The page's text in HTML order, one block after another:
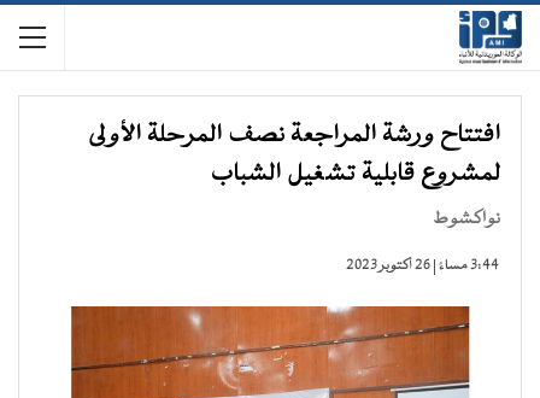
افتتاح ورشة المراجعة نصف المرحلة الأولى
لمشروع قابلية تشغيل الشباب
نواكشوط
3:44 مساءً | 26 أكتوبر 2023